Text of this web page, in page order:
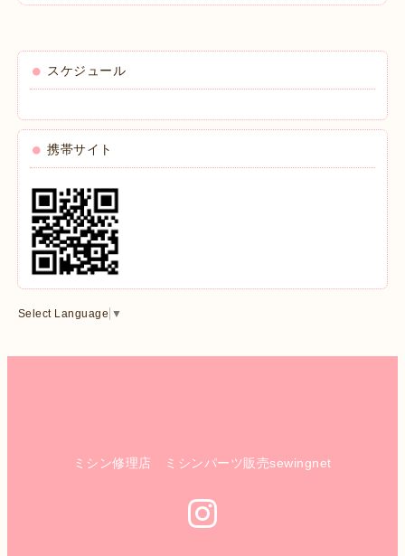
スケジュール
携帯サイト
Select Language ▼
ミシン修理店 ミシンパーツ販売sewingnet